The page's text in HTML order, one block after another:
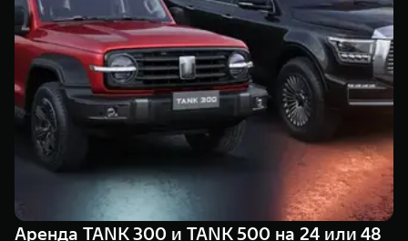
TANK 500
от 6 499 000 ₽
TANK 700
Сила
от 10 199
TANK Финансы
Корпоративным клиентам
TANK ФИНАНСЫ
TANK Кредит
TANK Лизинг
TANK Страхование
Сервис
Специальные предложения
Моторные масла
ЦИФРОВЫЕ СЕРВИСЫ TANK
Цифровые сервисы TANK
Аренда TANK 300 и TANK 500 на 24 или 48